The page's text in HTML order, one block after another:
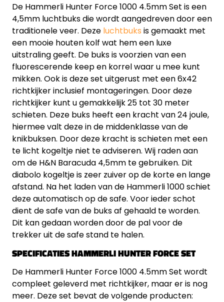
De Hammerli Hunter Force 1000 4.5mm Set is een
4,5mm luchtbuks die wordt aangedreven door een
traditionele veer. Deze luchtbuks is gemaakt met
een mooie houten kolf wat hem een luxe
uitstraling geeft. De buks is voorzien van een
fluorescerende keep en korrel waar u mee kunt
mikken. Ook is deze set uitgerust met een 6x42
richtkijker inclusief montageringen. Door deze
richtkijker kunt u gemakkelijk 25 tot 30 meter
schieten. Deze buks heeft een kracht van 24 joule,
hiermee valt deze in de middenklasse van de
knikbuksen. Door deze kracht is schieten met een
te licht kogeltje niet te adviseren. Wij raden aan
om de H&N Baracuda 4,5mm te gebruiken. Dit
diabolo kogeltje is zeer zuiver op de korte en lange
afstand. Na het laden van de Hammerli 1000 schiet
deze automatisch op de safe. Voor ieder schot
dient de safe van de buks af gehaald te worden.
Dit kan gedaan worden door de pal voor de
trekker uit de safe stand te halen.
SPECIFICATIES HAMMERLI HUNTER FORCE SET
De Hammerli Hunter Force 1000 4.5mm Set wordt
compleet geleverd met richtkijker, maar er is nog
meer. Deze set bevat de volgende producten: